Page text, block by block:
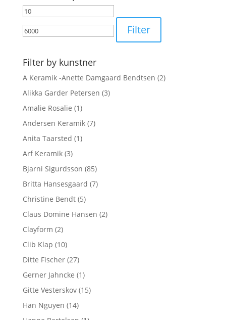
Mindste
Filter
Filter by kunstner
A Keramik -Anette Damgaard Bendtsen (2)
Alikka Garder Petersen (3)
Amalie Rosalie (1)
Andersen Keramik (7)
Anita Taarsted (1)
Arf Keramik (3)
Bjarni Sigurdsson (85)
Britta Hansesgaard (7)
Christine Bendt (5)
Claus Domine Hansen (2)
Clayform (2)
Clib Klap (10)
Ditte Fischer (27)
Gerner Jahncke (1)
Gitte Vesterskov (15)
Han Nguyen (14)